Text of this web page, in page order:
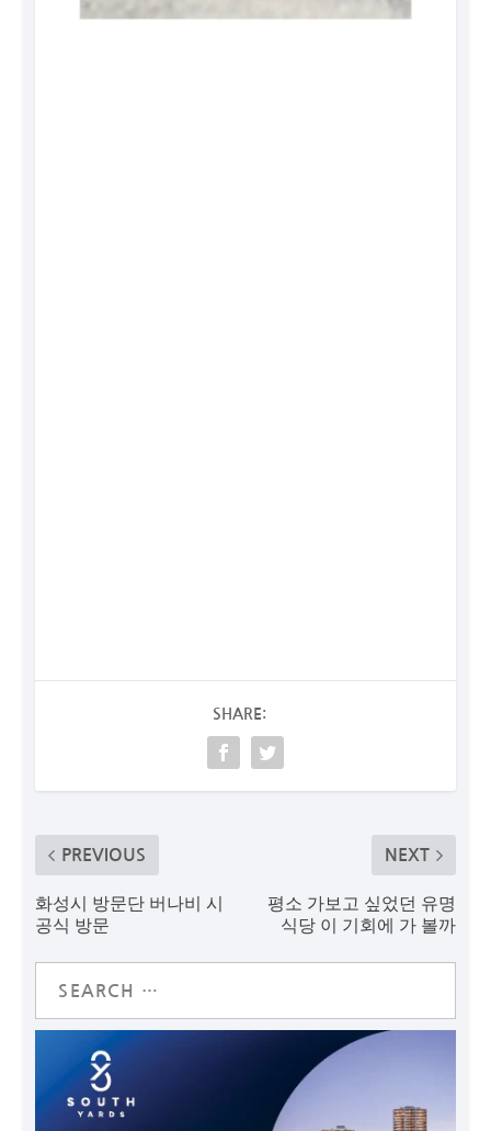
SHARE:
PREVIOUS
화성시 방문단 버나비 시
공식 방문
NEXT
평소 가보고 싶었던 유명
식당 이 기회에 가 볼까